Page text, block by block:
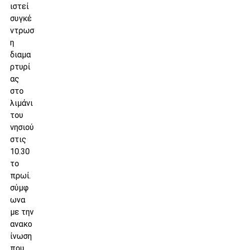
ιστεί
συγκέ
ντρωσ
η
διαμα
ρτυρί
ας
στο
λιμάνι
του
νησιού
στις
10.30
το
πρωί.
σύμφ
ωνα
με την
ανακο
ίνωση